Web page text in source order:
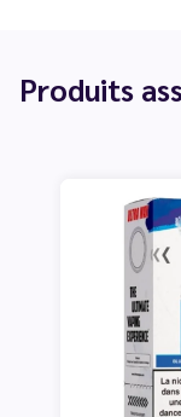
Produits